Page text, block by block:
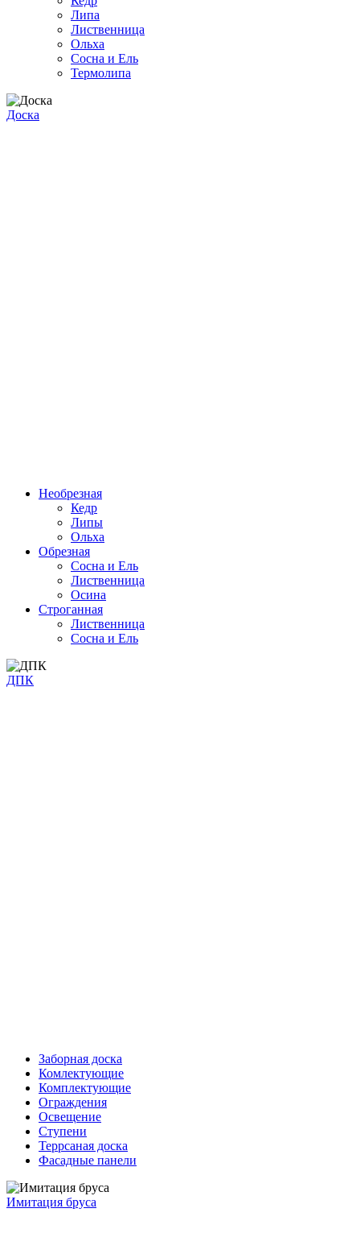
Липа
Лиственница
Ольха
Сосна и Ель
Термолипа
Доска
Необрезная
Кедр
Липы
Ольха
Обрезная
Cосна и Ель
Лиственница
Осина
Строганная
Лиственница
Сосна и Ель
ДПК
Заборная доска
Комлектующие
Комплектующие
Ограждения
Освещение
Ступени
Террсаная доска
Фасадные панели
Имитация бруса